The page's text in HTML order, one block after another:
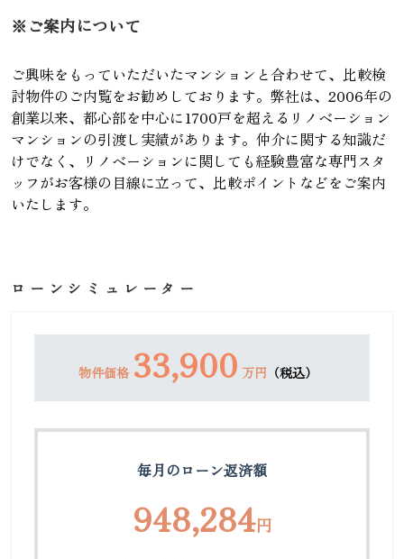
※ご案内について
ご興味をもっていただいたマンションと合わせて、比較検
討物件のご内覧をお勧めしております。弊社は、2006年の
創業以来、都心部を中心に1700戸を超えるリノベーション
マンションの引渡し実績があります。仲介に関する知識だ
けでなく、リノベーションに関しても経験豊富な専門スタ
ッフがお客様の目線に立って、比較ポイントなどをご案内
いたします。
ローンシミュレーター
物件価格 33,900 万円 （税込）
毎月のローン返済額
948,284円